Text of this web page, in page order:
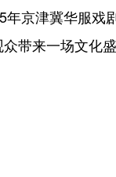
津冀华服戏剧
带来一场文化盛